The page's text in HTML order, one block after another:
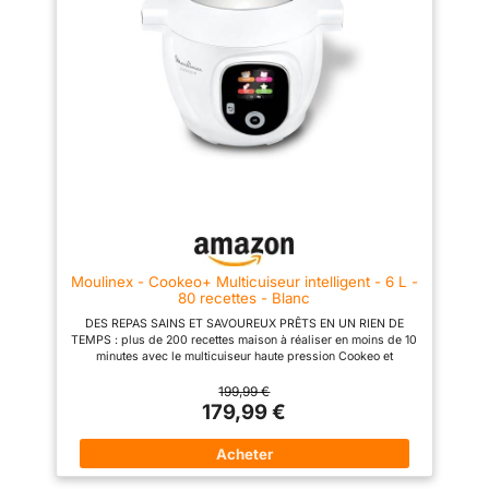
réduction des déchets
cuisson traditionnelle au gaz ou
sur plaque vitrocéramique.
Grâce à sa puissance de
1000W et sa pression optimisée
de 60Kpa, cet autocuiseur
vitamines, tout en réduisant
considérablement votre temps
passé en cuisine et vos factures
départ différé jusqu'à 24
appareil le matin et trouvez un
plat parfaitement cuit en rentrant
terminée, le mode maintien au
chaud automatique s'active
pour que votre repas reste à la
RENFORCÉE & CONCEPTION
100% tranquille. Notre
autocuiseur intègre un système
de sécurité multi-niveaux
fonction des ingrédients, des
quantités et du nombre de
convives GAIN DE TEMPS ET
D'ÉNERGIE : mode de cuisson
sous pression pour cuire vos
plats jusqu'à 5 fois plus vite et
économiser jusqu'à 80%
d'énergie (par rapport à un
mode de cuisson classique)
REPARABLE 15 ANS AU JUSTE
CUISSON SANS
SURVEILLANCE : le cuiseur
haute pression Cookeo gère la
cuisson pour vous, sans que
vous ayez à intervenir ; il
relâche la pression, maintient
une fonction de départ différé 6
sous pression, cuire à la vapeur
dorer, cuire lentement (viandes,
Moulinex - Cookeo+ Multicuiseur intelligent - 6 L -
80 recettes - Blanc
DES REPAS SAINS ET SAVOUREUX PRÊTS EN UN RIEN DE
TEMPS : plus de 200 recettes maison à réaliser en moins de 10
minutes avec le multicuiseur haute pression Cookeo et
recettes intégrées, et bien plus encore à retrouver sur
l’application gratuite MyMoulinex LAISSEZ-VOUS GUIDER :
suivez les recettes pas à pas sur l'écran de votre Cookeo pour
des résultats parfaits à chaque fois ; le multicuiseur haute
pression adapte pour vous la cuisson en fonction des
ingrédients, des quantités et du nombre de convives GAIN DE
199,99 €
179,99 €